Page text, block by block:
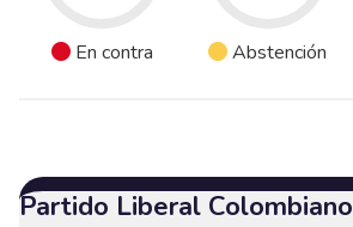
En contra Abstención
Partido Liberal Colombiano